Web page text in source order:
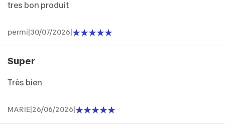
tres bon produit
permi 30/07/2026
Super
Très bien
MARIE 26/06/2026